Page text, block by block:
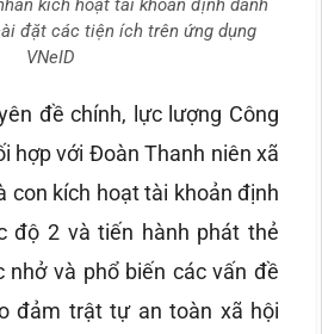
đặt các tiện ích trên ứng dụng
VNeID
đề chính, lực lượng Công
hợp với Đoàn Thanh niên xã
con kích hoạt tài khoản định
độ 2 và tiến hành phát thẻ
nhở và phổ biến các vấn đề
đảm trật tự an toàn xã hội